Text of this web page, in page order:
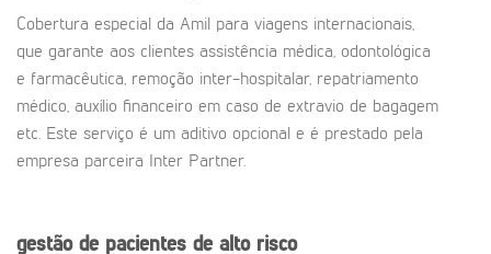
Cobertura especial da Amil para viagens internacionais,
que garante aos clientes assistência médica, odontológica
e farmacêutica, remoção inter-hospitalar, repatriamento
médico, auxílio financeiro em caso de extravio de bagagem
etc. Este serviço é um aditivo opcional e é prestado pela
empresa parceira Inter Partner.
gestão de pacientes de alto risco